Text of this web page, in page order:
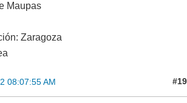
Maupas
Zaragoza
08:07:55 AM #19